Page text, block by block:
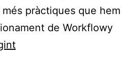
pràctiques que hem
de Workflowy
Workflowy,